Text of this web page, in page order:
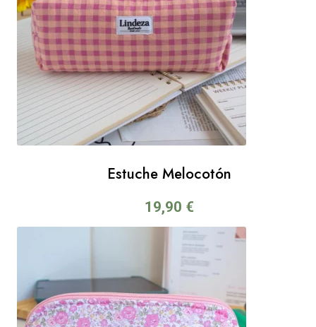
Estuche Melocotón
19,90 €